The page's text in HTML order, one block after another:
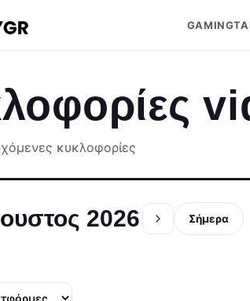
GAMING
κυκλοφορίες
2026 Σήμερα